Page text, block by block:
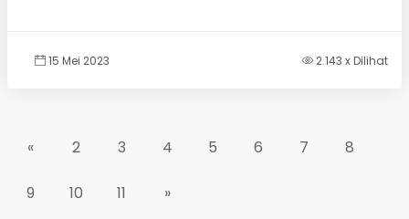
15 Mei 2023 2.143 x Dilihat
« 2 3 4 5 6 7 8
9 10 11 »